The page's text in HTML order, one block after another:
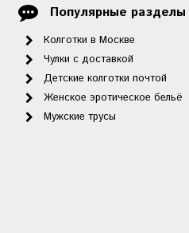
Популярные разделы
Колготки в Москве
Чулки с доставкой
Детские колготки почтой
Женское эротическое бельё
Мужские трусы